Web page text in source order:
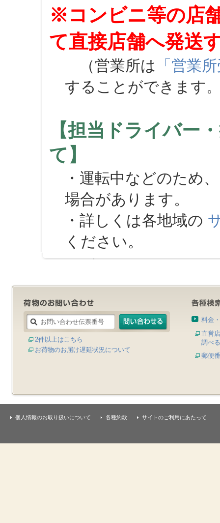
※コンビニ等の店
て直接店舗へ発送
（営業所は 「営業
することができます
【担当ドライバー
て】
・運転中などのため
場合があります。
・詳しくは各地域の
ください。
2件以上はこちら
お荷物のお届け遅延状況について
料金
直営
調べる
郵便
個人情報のお取り扱いについて 各種約款 サイトのご利用にあたって